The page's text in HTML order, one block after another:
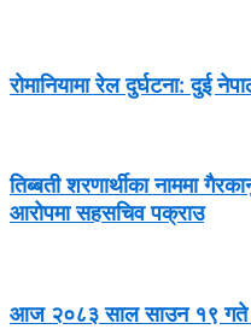
रोमानियामा रेल दुर्घटना: दुई
तिब्बती शरणार्थीका नाममा
आरोपमा सहसचिव पक्राउ
आज २०८३ साल साउन १९ गते